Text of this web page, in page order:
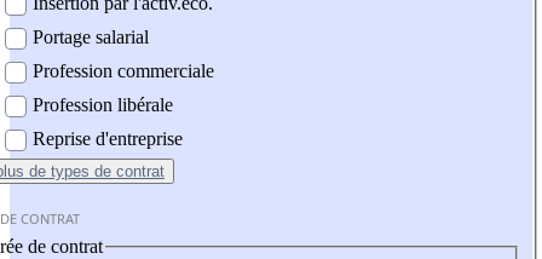
Portage salarial
Profession commerciale
Profession libérale
Reprise d'entreprise
de types de contrat
CONTRAT
de contrat